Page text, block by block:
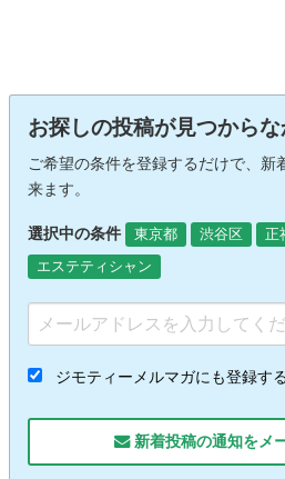
お探しの投稿が見つから
ご希望の条件を登録するだけで、新
来ます。
選択中の条件 東京都 渋谷区 正
エステティシャン
ジモティーメルマガにも登録す
新着投稿の通知をメ